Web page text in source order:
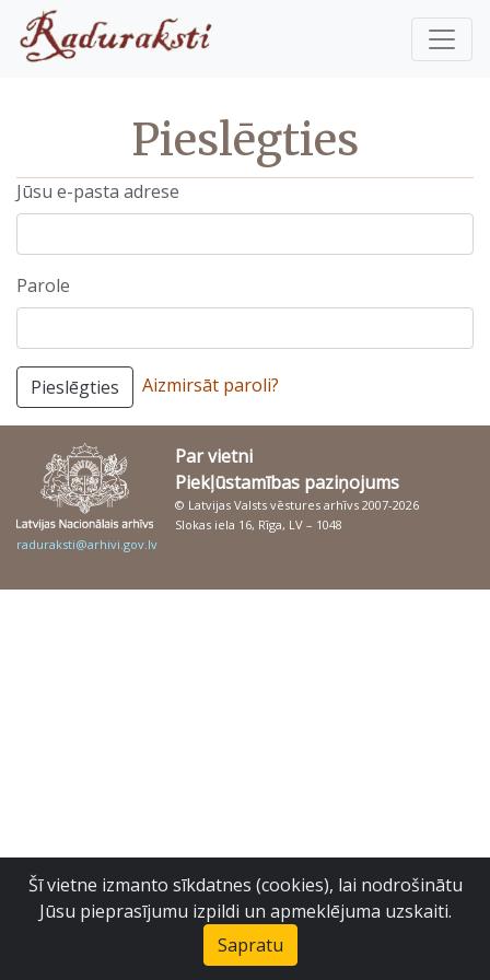
Pieslēgties
Jūsu e-pasta adrese
Parole
Pieslēgties Aizmirsāt paroli?
Par vietni
Piekļūstamības paziņojums
© Latvijas Valsts vēstures arhīvs 2007-2026
Slokas iela 16, Rīga, LV – 1048
raduraksti@arhivi.gov.lv
Šī vietne izmanto sīkdatnes (cookies), lai nodrošinātu
Jūsu pieprasījumu izpildi un apmeklējuma uzskaiti.
Sapratu